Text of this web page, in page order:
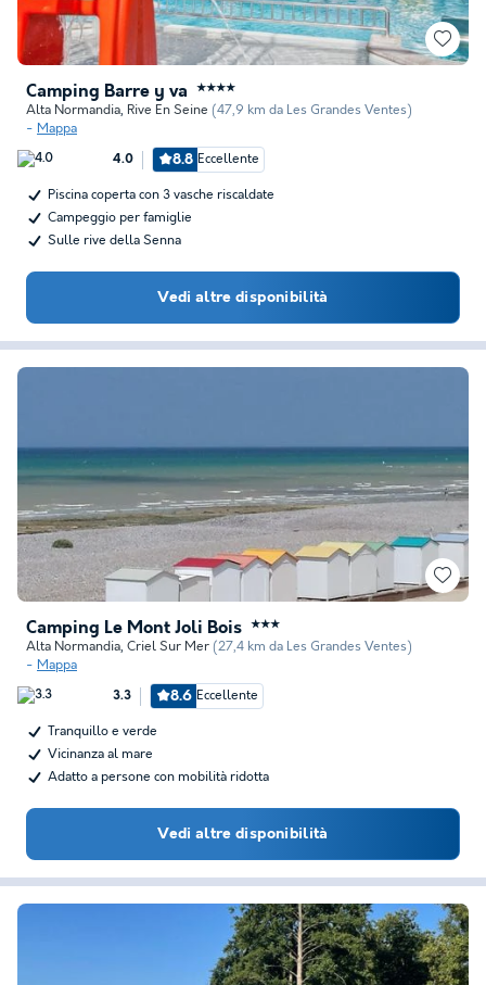
Camping Barre y va ★★★★
Alta Normandia, Rive En Seine (47,9 km da Les Grandes Ventes)
Mappa
4.0 8.8 Eccellente
Piscina coperta con 3 vasche riscaldate
Campeggio per famiglie
Sulle rive della Senna
Vedi altre disponibilità
Camping Le Mont Joli Bois ★★★
Alta Normandia, Criel Sur Mer (27,4 km da Les Grandes Ventes)
Mappa
3.3 8.6 Eccellente
Tranquillo e verde
Vicinanza al mare
Adatto a persone con mobilità ridotta
Vedi altre disponibilità